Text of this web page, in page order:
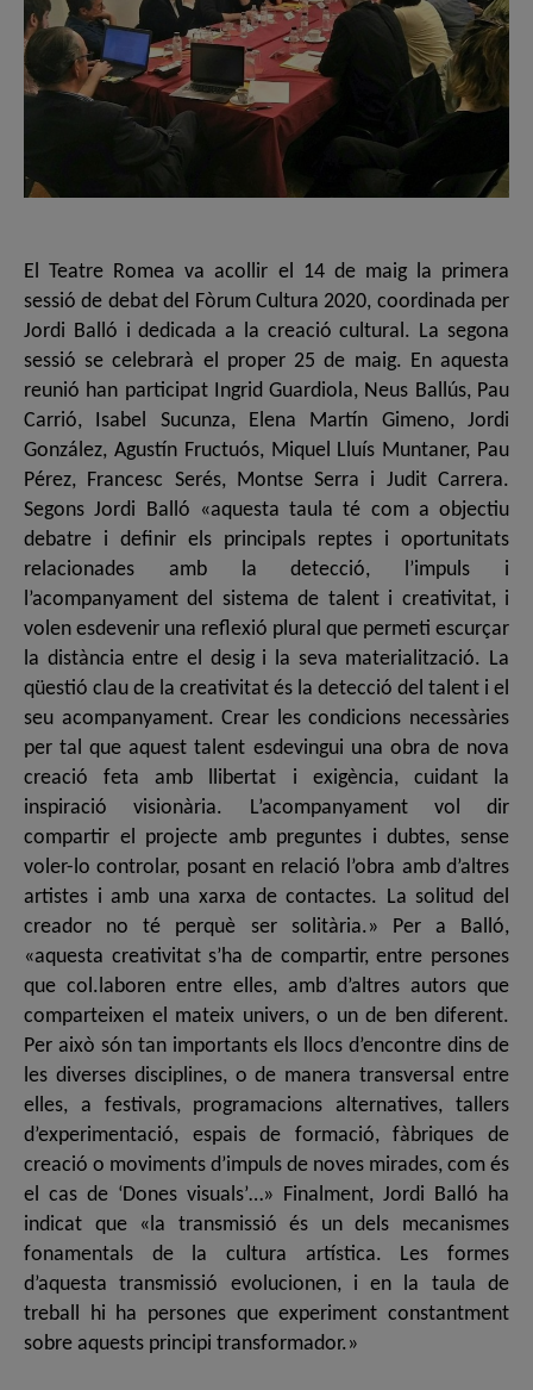
El Teatre Romea va acollir el 14 de maig la primera
sessió de debat del Fòrum Cultura 2020, coordinada per
Jordi Balló i dedicada a la creació cultural. La segona
sessió se celebrarà el proper 25 de maig. En aquesta
reunió han participat Ingrid Guardiola, Neus Ballús, Pau
Carrió, Isabel Sucunza, Elena Martín Gimeno, Jordi
González, Agustín Fructuós, Miquel Lluís Muntaner, Pau
Pérez, Francesc Serés, Montse Serra i Judit Carrera.
Segons Jordi Balló «aquesta taula té com a objectiu
debatre i definir els principals reptes i oportunitats
relacionades amb la detecció, l’impuls i
l’acompanyament del sistema de talent i creativitat, i
volen esdevenir una reflexió plural que permeti escurçar
la distància entre el desig i la seva materialització. La
qüestió clau de la creativitat és la detecció del talent i el
seu acompanyament. Crear les condicions necessàries
per tal que aquest talent esdevingui una obra de nova
creació feta amb llibertat i exigència, cuidant la
inspiració visionària. L’acompanyament vol dir
compartir el projecte amb preguntes i dubtes, sense
voler-lo controlar, posant en relació l’obra amb d’altres
artistes i amb una xarxa de contactes. La solitud del
creador no té perquè ser solitària.» Per a Balló,
«aquesta creativitat s’ha de compartir, entre persones
que col.laboren entre elles, amb d’altres autors que
comparteixen el mateix univers, o un de ben diferent.
Per això són tan importants els llocs d’encontre dins de
les diverses disciplines, o de manera transversal entre
elles, a festivals, programacions alternatives, tallers
d’experimentació, espais de formació, fàbriques de
creació o moviments d’impuls de noves mirades, com és
el cas de ‘Dones visuals’…» Finalment, Jordi Balló ha
indicat que «la transmissió és un dels mecanismes
fonamentals de la cultura artística. Les formes
d’aquesta transmissió evolucionen, i en la taula de
treball hi ha persones que experiment constantment
sobre aquests principi transformador.»